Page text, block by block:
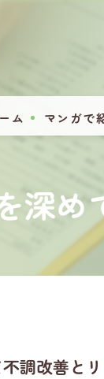
ム マンガで
深め
調改善と